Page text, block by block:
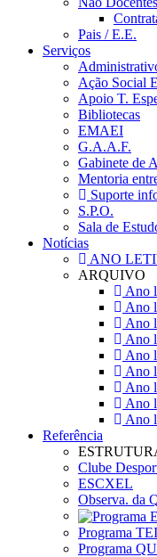
Pais / E.E.
Serviços
Ação Social
Apoio T.
Bibliotecas
EMAEI
G.A.A.F.
Gabinete de
Mentoria
Suporte
S.P.O.
Sala de
Notícias
ANO
ARQUIVO
Ano
Ano
Ano
Ano
Ano
Ano
Ano
Ano
Ano
Referência
Clube
ESCXEL
Observa. da
Programa
Programa